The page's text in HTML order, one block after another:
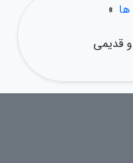
ها »
و قدیمی